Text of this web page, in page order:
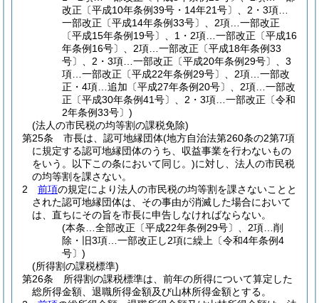
改正〔平成10年条例39号・14年21号〕、2・3項…
一部改正〔平成14年条例33号〕、2項…一部改正
〔平成15年条例19号〕、1・2項…一部改正〔平成16
年条例16号〕、2項…一部改正〔平成18年条例33
号〕、2・3項…一部改正〔平成20年条例29号〕、3
項…一部改正〔平成22年条例29号〕、2項…一部改
正・4項…追加〔平成27年条例20号〕、2項…一部改
正〔平成30年条例41号〕、2・3項…一部改正〔令和
2年条例33号〕)
(法人の市民税の均等割の課税免除)
第25条
市長は、認可地縁団体(地方自治法第260条の2第7項
に規定する認可地縁団体のうち、収益事業を行わないもの
をいう。以下この条において同じ。)に対し、法人の市民税
の均等割を課さない。
2
前項の規定により法人の市民税の均等割を課さないことと
された認可地縁団体は、その事由が消滅した場合において
は、直ちにその旨を市長に申告しなければならない。
(本条…全部改正〔平成22年条例29号〕、2項…削
除・旧3項…一部改正し2項に繰上〔令和4年条例4
号〕)
(所得割の課税標準)
第26条
所得割の課税標準は、前年の所得について算定した
総所得金額、退職所得金額及び山林所得金額とする。